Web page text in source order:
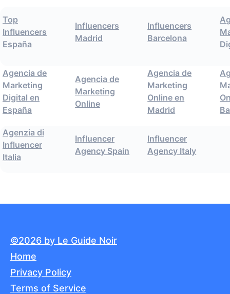
Top
Influencers
España
Influencers
Madrid
Influencers
Barcelona
Agencia de
Marketing
Digital en
España
Agencia de
Marketing
Online
Agencia de
Marketing
Online en
Madrid
Agenzia di
Influencer
Italia
Influencer
Agency Spain
Influencer
Agency Italy
©2026 by Le Guide Noir
Home
Privacy Policy
Terms of Service